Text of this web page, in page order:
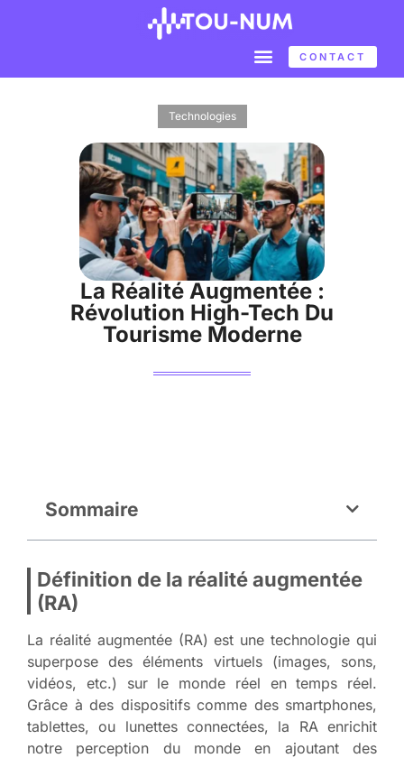
CONTACT
Technologies
La Réalité Augmentée :
Révolution High-Tech Du
Tourisme Moderne
Sommaire
Définition de la réalité augmentée
(RA)
La réalité augmentée (RA) est une technologie qui
superpose des éléments virtuels (images, sons,
vidéos, etc.) sur le monde réel en temps réel.
Grâce à des dispositifs comme des smartphones,
tablettes, ou lunettes connectées, la RA enrichit
notre perception du monde en ajoutant des